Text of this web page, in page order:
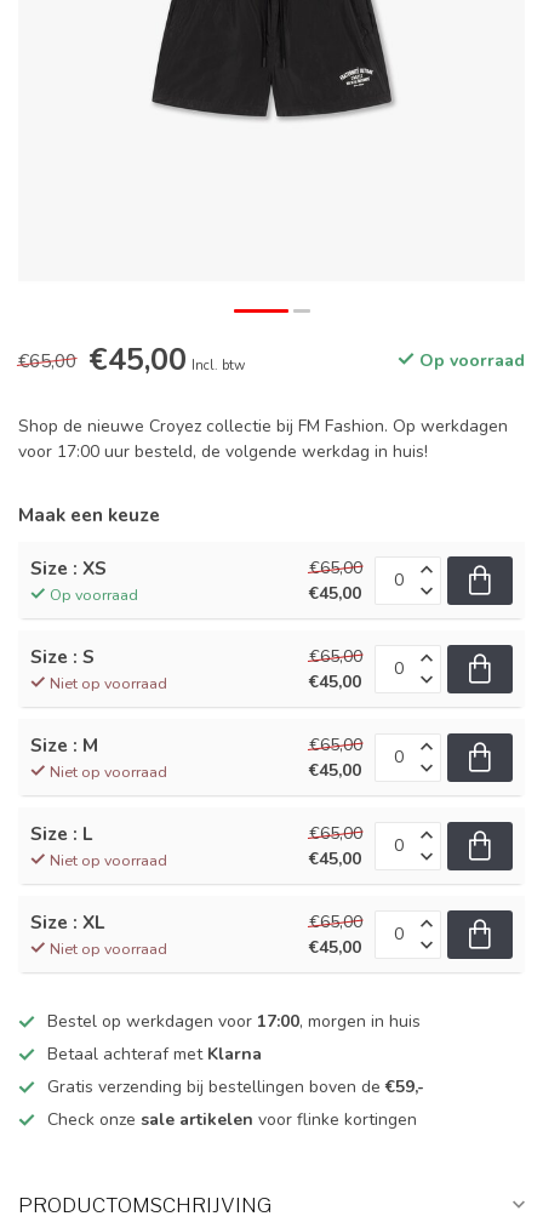
€65,00 €45,00 Incl. btw Op voorraad
Shop de nieuwe Croyez collectie bij FM Fashion. Op werkdagen
voor 17:00 uur besteld, de volgende werkdag in huis!
Maak een keuze
Size : XS
Op voorraad
€65,00
€45,00
Size : S
Niet op voorraad
€65,00
€45,00
Size : M
Niet op voorraad
€65,00
€45,00
Size : L
Niet op voorraad
€65,00
€45,00
Size : XL
Niet op voorraad
€65,00
€45,00
Bestel op werkdagen voor 17:00, morgen in huis
Betaal achteraf met Klarna
Gratis verzending bij bestellingen boven de€59,-
Check onze sale artikelen voor flinke kortingen
PRODUCTOMSCHRIJVING